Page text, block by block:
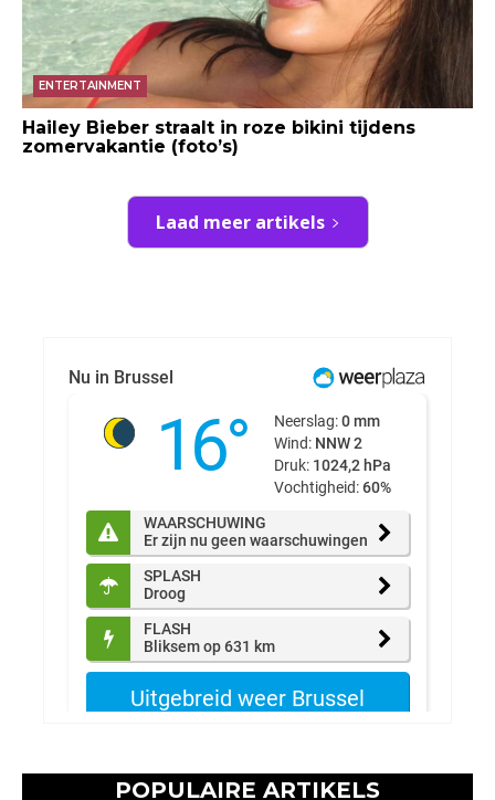
ENTERTAINMENT
Hailey Bieber straalt in roze bikini tijdens
zomervakantie (foto’s)
Laad meer artikels
POPULAIRE ARTIKELS